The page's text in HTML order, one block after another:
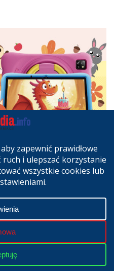
Kids – tablet
o dzieciach i